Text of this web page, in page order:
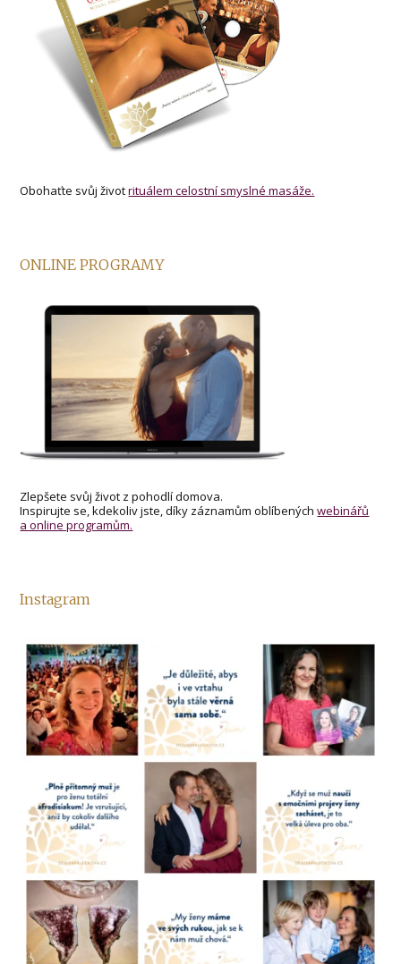
Obohaťte svůj životrituálem celostní smyslné masáže.
ONLINE PROGRAMY
Zlepšete svůj život z pohodlí domova.
Inspirujte se, kdekoliv jste, díky záznamům oblíbenýchwebinářů
a online programům.
Instagram